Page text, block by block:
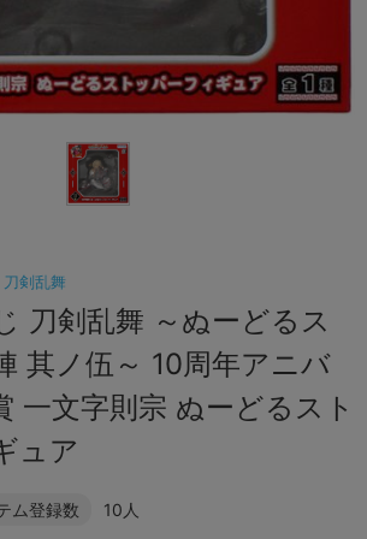
刀剣乱舞
刀剣乱舞 ～ぬーどるス
其ノ伍～ 10周年アニバ
一文字則宗 ぬーどるスト
ュア
ム登録数 10人